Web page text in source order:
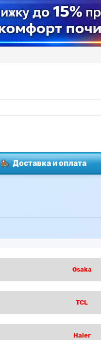
Доставка и оплата
Osaka
TCL
Haier